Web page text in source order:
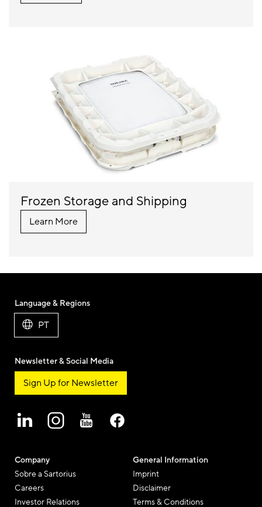
Frozen Storage and Shipping
Learn More
Company
Sobre a Sartorius
Careers
Investor Relations
General Information
Imprint
Disclaimer
Terms & Conditions
Language & Regions
PT
Newsletter & Social Media
Sign Up for Newsletter